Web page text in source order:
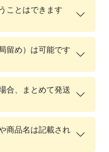
ことはできます
留め）は可能です
合、まとめて発送
商品名は記載され